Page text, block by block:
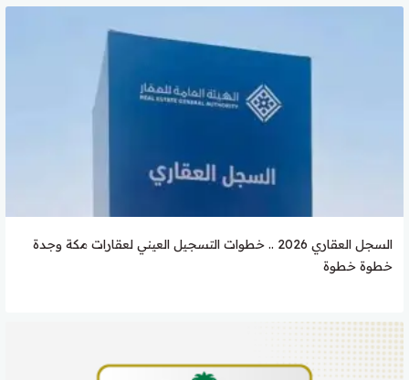
السجل العقاري 2026 .. خطوات التسجيل العيني لعقارات مكة وجدة
خطوة خطوة